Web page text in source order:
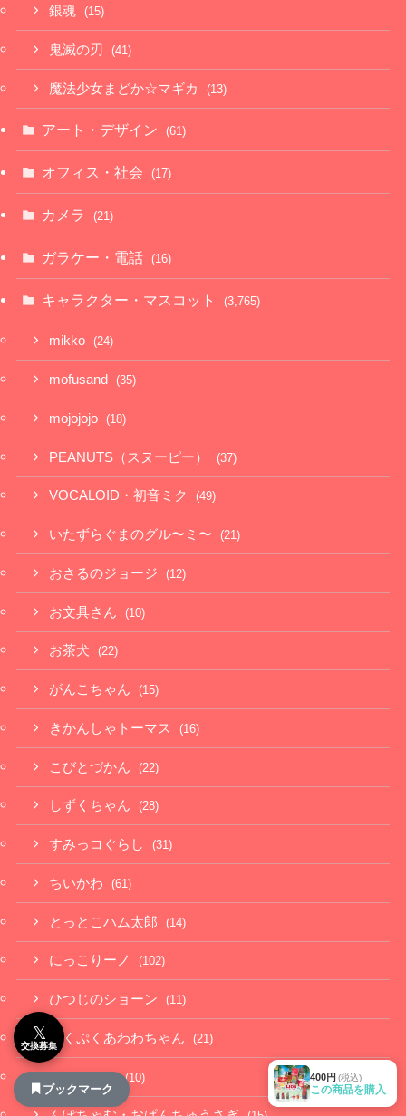
400円 (税込)
この商品を購入
銀魂 (15)
鬼滅の刃 (41)
魔法少女まどか☆マギカ (13)
アート・デザイン (61)
オフィス・社会 (17)
カメラ (21)
ガラケー・電話 (16)
キャラクター・マスコット (3,765)
mikko (24)
mofusand (35)
mojojojo (18)
PEANUTS（スヌーピー） (37)
VOCALOID・初音ミク (49)
いたずらぐまのグル〜ミ〜 (21)
おさるのジョージ (12)
お文具さん (10)
お茶犬 (22)
がんこちゃん (15)
きかんしゃトーマス (16)
こびとづかん (22)
しずくちゃん (28)
すみっコぐらし (31)
ちいかわ (61)
とっとこハム太郎 (14)
にっこりーノ (102)
ひつじのショーン (11)
ぷくぷくあわわちゃん (21)
もちにゃみ (10)
𝕏
交換募集
ブックマーク